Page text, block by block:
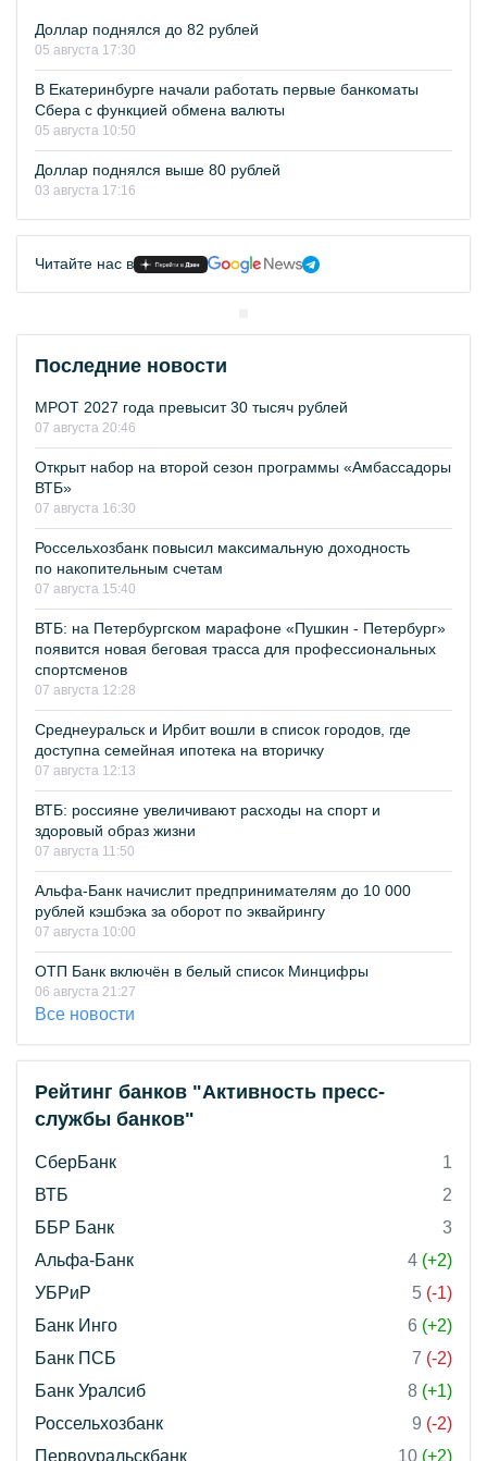
Доллар поднялся до 82 рублей
05 августа 17:30
В Екатеринбурге начали работать первые банкоматы
Сбера с функцией обмена валюты
05 августа 10:50
Доллар поднялся выше 80 рублей
03 августа 17:16
Читайте нас в
Последние новости
МРОТ 2027 года превысит 30 тысяч рублей
07 августа 20:46
Открыт набор на второй сезон программы «Амбассадоры
ВТБ»
07 августа 16:30
Россельхозбанк повысил максимальную доходность
по накопительным счетам
07 августа 15:40
ВТБ: на Петербургском марафоне «Пушкин - Петербург»
появится новая беговая трасса для профессиональных
спортсменов
07 августа 12:28
Среднеуральск и Ирбит вошли в список городов, где
доступна семейная ипотека на вторичку
07 августа 12:13
ВТБ: россияне увеличивают расходы на спорт и
здоровый образ жизни
07 августа 11:50
Альфа-Банк начислит предпринимателям до 10 000
рублей кэшбэка за оборот по эквайрингу
07 августа 10:00
ОТП Банк включён в белый список Минцифры
06 августа 21:27
Все новости
Рейтинг банков "Активность пресс-
службы банков"
СберБанк
1
ВТБ
2
ББР Банк
3
Альфа-Банк
4 (+2)
УБРиР
5 (-1)
Банк Инго
6 (+2)
Банк ПСБ
7 (-2)
Банк Уралсиб
8 (+1)
Россельхозбанк
9 (-2)
Первоуральскбанк
10 (+2)